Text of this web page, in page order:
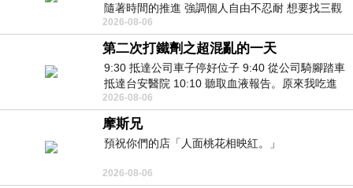
隨著時間的推進 強調個人自由不忍耐 想要找三觀
接近的不要說對象 連朋友都超
2026-08-06
第二次打鐵劑之超混亂的一天
9:30 抵達公司車子停好位子 9:40 從公司騎腳踏車
抵達台安醫院 10:10 聽取血液報告。原來我吃進
去的 B12 彌可保並非沒有吸收而是超
2026-08-06
摩斯兄
預祝你們的店「人面桃花相映紅。」
2026-08-06